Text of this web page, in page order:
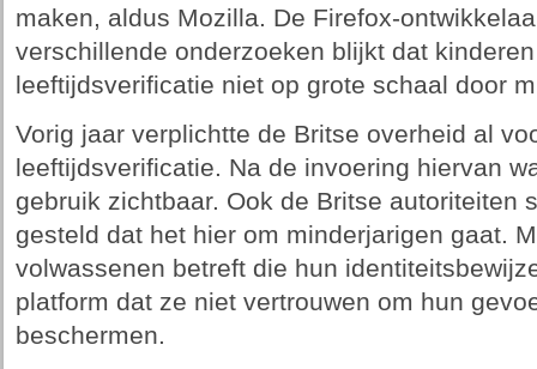
maken, aldus Mozilla. De Firefox-
verschillende onderzoeken blijkt dat
leeftijdsverificatie niet op grote schaal door
Vorig jaar verplichtte de Britse overheid al
leeftijdsverificatie. Na de invoering hiervan
gebruik zichtbaar. Ook de Britse autoriteiten
gesteld dat het hier om minderjarigen gaat.
volwassenen betreft die hun
platform dat ze niet vertrouwen om hun
beschermen.